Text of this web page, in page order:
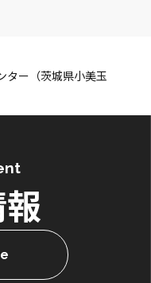
ター（茨城県小美玉